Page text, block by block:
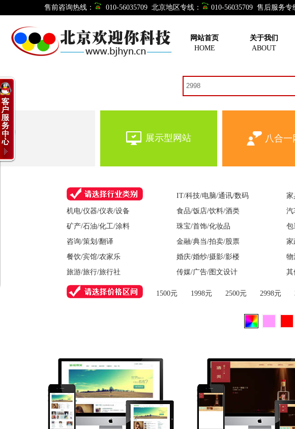
售前咨询热线： 010-56035709 北京地区专线： 010-56035709 售后服务专
网站首页
HOME
关于我们
ABOUT
您想制作网站吗？不用找人定做，就买现成
展示型网站 八合一
IT/科技/电脑/通讯/数码 家
机电/仪器/仪表/设备
食品/饭店/饮料/酒类 汽
矿产/石油/化工/涂料
珠宝/首饰/化妆品 包
咨询/策划/翻译
金融/典当/拍卖/股票 家
餐饮/宾馆/农家乐
婚庆/婚纱/摄影/影楼 物
旅游/旅行/旅行社
传媒/广告/图文设计 其
1500元 1998元 2500元 2998元